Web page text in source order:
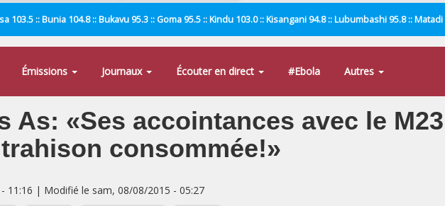
103.5 :: Bunia 104.8 :: Bukavu 95.3 :: Goma 95.5 :: Kindu 103.0 :: Kisangani 94.8 :: Lubumbashi 95.8 ::
Émissions Journaux Écouter en direct #Ebola Autres
As: «Ses accointances avec le
consommée!»
11:16 | Modifié le sam, 08/08/2015 - 05:27